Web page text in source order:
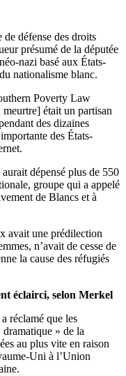
défense des droits
présumé de la députée
nazi basé aux États-
nationalisme blanc.
Poverty Law
était un partisan
des dizaines
des États-
dépensé plus de 550
groupe qui a appelé
de Blancs et à
avait une prédilection
n’avait de cesse de
la cause des réfugiés
éclairci, selon Merkel
réclamé que les
» de la
au plus vite en raison
Uni à l’Union